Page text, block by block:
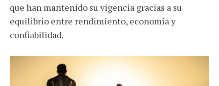
que han mantenido su vigencia gracias a su
equilibrio entre rendimiento, economía y
confiabilidad.